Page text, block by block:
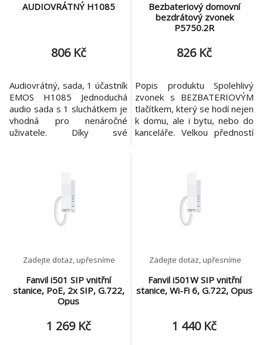
AUDIOVRÁTNÝ H1085
806 Kč
Audiovrátný, sada, 1 účastník
EMOS H1085 Jednoduchá
audio sada s 1 sluchátkem je
vhodná pro nenáročné
uživatele. Díky své
pomocí 2 vodičů. Specifikace:
počet tlačítek 1 ovládání
zámku a pojezdu brány
pouze dveřní
Bezbateriový domovní
bezdrátový zvonek
P5750.2R
826 Kč
Popis produktu Spolehlivý
zvonek s BEZBATERIOVÝM
tlačítkem, který se hodí nejen
k domu, ale i bytu, nebo do
kanceláře. Velkou předností
bezbateriové, ušetřené
Nejdůležitější parametry
dosah tlačítka 150 m
napájení hlavní jednotky 230
Fanvil i501 SIP vnitřní
stanice, PoE, 2x SIP, G.722,
Opus
Zadejte dotaz, upřesníme
1 269 Kč
Fanvil i501W SIP vnitřní
stanice, Wi-Fi 6, G.722, Opus
Zadejte dotaz, upřesníme
1 440 Kč